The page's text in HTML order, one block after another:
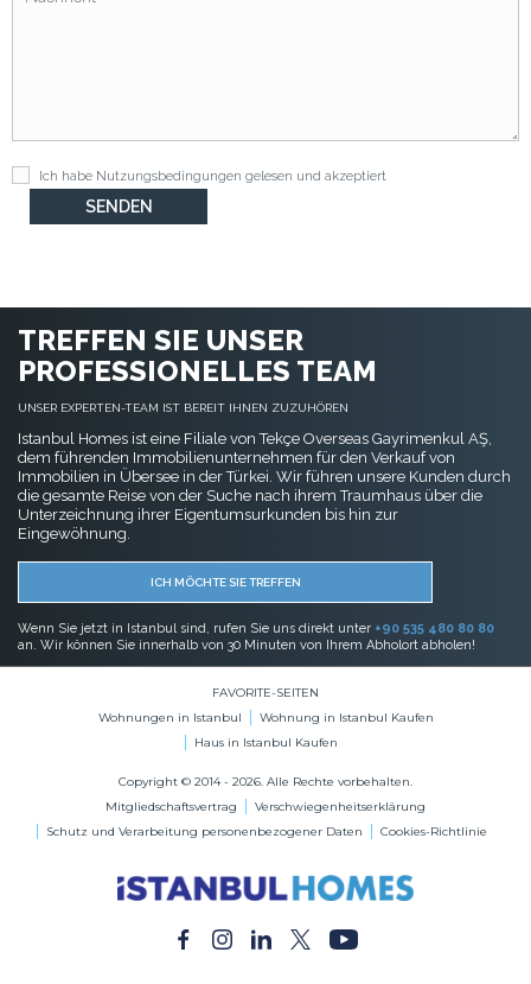
Ich habe Nutzungsbedingungen gelesen und akzeptiert
TREFFEN SIE UNSER
PROFESSIONELLES TEAM
UNSER EXPERTEN-TEAM IST BEREIT IHNEN ZUZUHÖREN
Istanbul Homes ist eine Filiale von Tekçe Overseas Gayrimenkul AŞ,
dem führenden Immobilienunternehmen für den Verkauf von
Immobilien in Übersee in der Türkei. Wir führen unsere Kunden durch
die gesamte Reise von der Suche nach ihrem Traumhaus über die
Unterzeichnung ihrer Eigentumsurkunden bis hin zur
Eingewöhnung.
ICH MÖCHTE SIE TREFFEN
Wenn Sie jetzt in Istanbul sind, rufen Sie uns direkt unter +90 535 480 80 80
an. Wir können Sie innerhalb von 30 Minuten von Ihrem Abholort abholen!
FAVORITE-SEITEN
Wohnungen in Istanbul
Wohnung in Istanbul Kaufen
Haus in Istanbul Kaufen
Copyright © 2014 - 2026. Alle Rechte vorbehalten.
Mitgliedschaftsvertrag
Verschwiegenheitserklärung
Schutz und Verarbeitung personenbezogener Daten
Cookies-Richtlinie